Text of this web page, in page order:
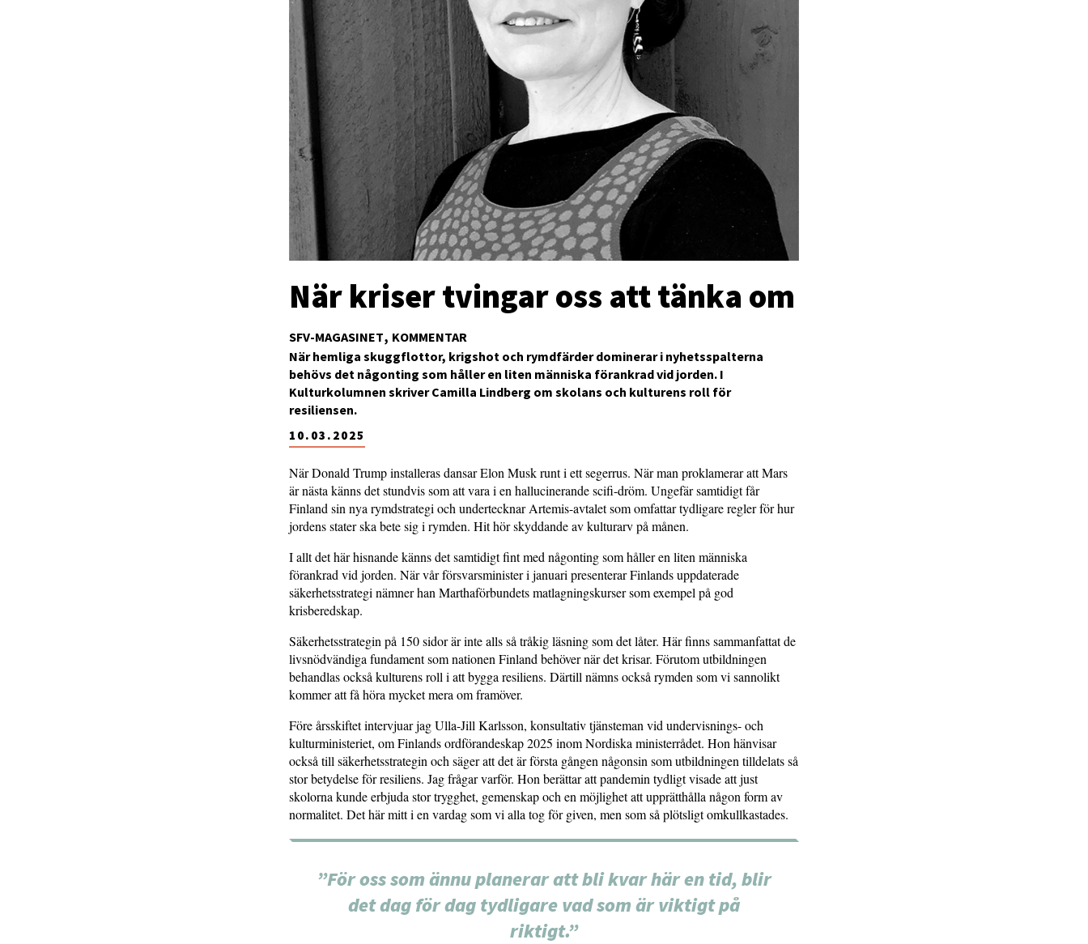
SFV-MAGASINET KOMMENTAR
När kriser tvingar oss att tänka om
10.03.2025
När hemliga skuggflottor, krigshot och rymdfärder dominerar i nyhetsspalterna
behövs det någonting som håller en liten människa förankrad vid jorden. I
Kulturkolumnen skriver Camilla Lindberg om skolans och kulturens roll för
resiliensen.
När Donald Trump installeras dansar Elon Musk runt i ett segerrus. När man proklamerar att Mars
är nästa känns det stundvis som att vara i en hallucinerande scifi-dröm. Ungefär samtidigt får
Finland sin nya rymdstrategi och undertecknar Artemis-avtalet som omfattar tydligare regler för hur
jordens stater ska bete sig i rymden. Hit hör skyddande av kulturarv på månen.
I allt det här hisnande känns det samtidigt fint med någonting som håller en liten människa
förankrad vid jorden. När vår försvarsminister i januari presenterar Finlands uppdaterade
säkerhetsstrategi nämner han Marthaförbundets matlagningskurser som exempel på god
krisberedskap.
Säkerhetsstrategin på 150 sidor är inte alls så tråkig läsning som det låter. Här finns sammanfattat de
livsnödvändiga fundament som nationen Finland behöver när det krisar. Förutom utbildningen
behandlas också kulturens roll i att bygga resiliens. Därtill nämns också rymden som vi sannolikt
kommer att få höra mycket mera om framöver.
Före årsskiftet intervjuar jag Ulla-Jill Karlsson, konsultativ tjänsteman vid undervisnings- och
kulturministeriet, om Finlands ordförandeskap 2025 inom Nordiska ministerrådet. Hon hänvisar
också till säkerhetsstrategin och säger att det är första gången någonsin som utbildningen tilldelats så
stor betydelse för resiliens. Jag frågar varför. Hon berättar att pandemin tydligt visade att just
skolorna kunde erbjuda stor trygghet, gemenskap och en möjlighet att upprätthålla någon form av
normalitet. Det här mitt i en vardag som vi alla tog för given, men som så plötsligt omkullkastades.
”För oss som ännu planerar att bli kvar här en tid, blir
det dag för dag tydligare vad som är viktigt på
riktigt.”